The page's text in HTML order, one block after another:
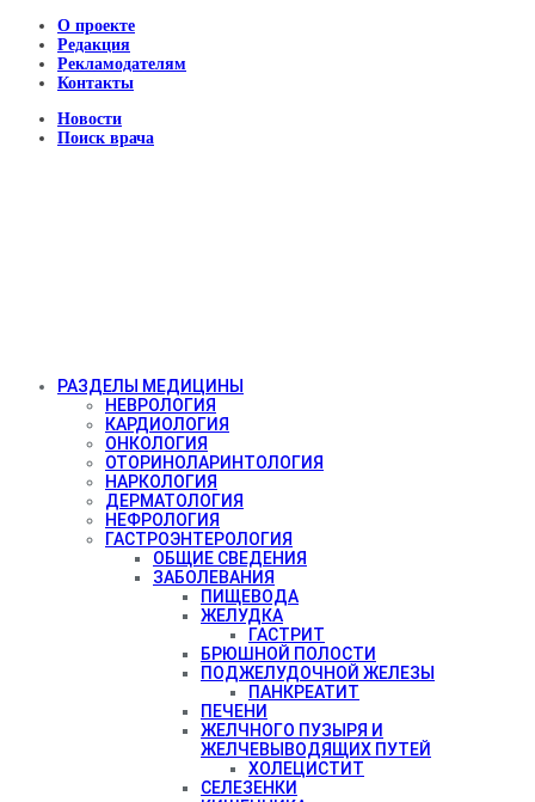
О проекте
Редакция
Рекламодателям
Контакты
Новости
Поиск врача
РАЗДЕЛЫ МЕДИЦИНЫ
НЕВРОЛОГИЯ
КАРДИОЛОГИЯ
ОНКОЛОГИЯ
ОТОРИНОЛАРИНТОЛОГИЯ
НАРКОЛОГИЯ
ДЕРМАТОЛОГИЯ
НЕФРОЛОГИЯ
ГАСТРОЭНТЕРОЛОГИЯ
ОБЩИЕ СВЕДЕНИЯ
ЗАБОЛЕВАНИЯ
ПИЩЕВОДА
ЖЕЛУДКА
ГАСТРИТ
БРЮШНОЙ ПОЛОСТИ
ПОДЖЕЛУДОЧНОЙ ЖЕЛЕЗЫ
ПАНКРЕАТИТ
ПЕЧЕНИ
ЖЕЛЧНОГО ПУЗЫРЯ И
ЖЕЛЧЕВЫВОДЯЩИХ ПУТЕЙ
ХОЛЕЦИСТИТ
СЕЛЕЗЕНКИ